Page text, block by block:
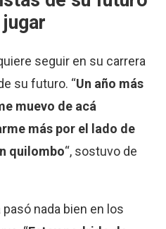
seguir en su carrera
su futuro. “Un año más
muevo de acá
más por el lado de
quilombo“, sostuvo de
nada bien en los